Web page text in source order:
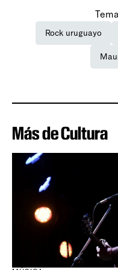
Rock uruguayo
Más de Cultura